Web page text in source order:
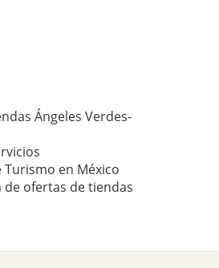
Ángeles Verdes-
Turismo en México
ofertas de tiendas